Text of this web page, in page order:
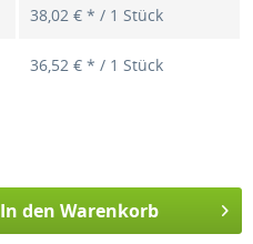
38,02 € * / 1 Stück
36,52 € * / 1 Stück
In den Warenkorb